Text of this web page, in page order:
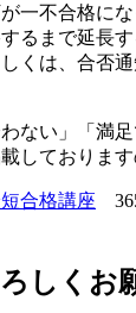
一不合格に
るまで延長す
しくは、合否
ない」「満
しておりま
合格講座
しくお